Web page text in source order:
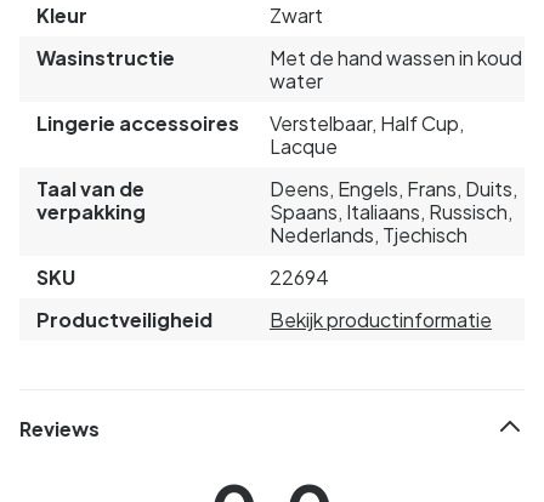
Kleur
Zwart
Wasinstructie
Met de hand wassen in koud
water
Lingerie accessoires
Verstelbaar, Half Cup,
Lacque
Taal van de
verpakking
Deens, Engels, Frans, Duits,
Spaans, Italiaans, Russisch,
Nederlands, Tjechisch
SKU
22694
Productveiligheid
Bekijk productinformatie
Reviews